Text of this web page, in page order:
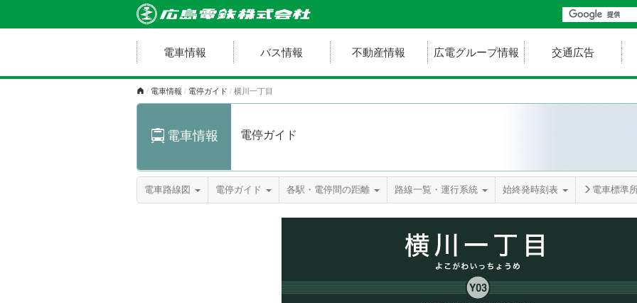
電車情報 バス情報 不動産情報 広電グループ情報 交通広告
電車情報 電停ガイド 横川一丁目
電車情報 電停ガイド
電車路線図 電停ガイド 各駅・電停間の距離 路線一覧・運行系統 始終発時刻表 電車標準